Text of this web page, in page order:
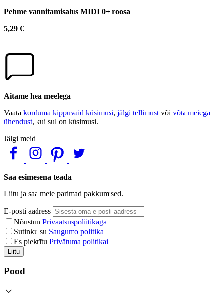
Pehme vannitamisalus MIDI 0+ roosa
5,29 €
Aitame hea meelega
Vaata korduma kippuvaid küsimusi, jälgi tellimust või võta meiega
ühendust, kui sul on küsimusi.
Jälgi meid
Saa esimesena teada
Liitu ja saa meie parimad pakkumised.
E-posti aadress
Nõustun Privaatsuspoliitikaga
Sutinku su Saugumo politika
Es piekrītu Privātuma politikai
Liitu
Pood